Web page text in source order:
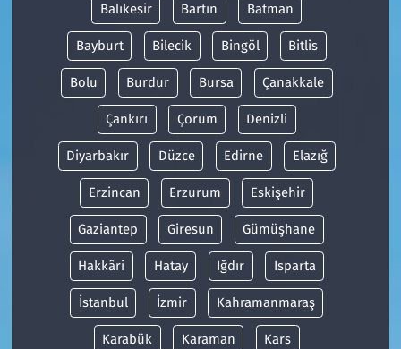
Balıkesir Bartın Batman
Bayburt Bilecik Bingöl Bitlis
Bolu Burdur Bursa Çanakkale
Çankırı Çorum Denizli
Diyarbakır Düzce Edirne Elazığ
Erzincan Erzurum Eskişehir
Gaziantep Giresun Gümüşhane
Hakkâri Hatay Iğdır Isparta
İstanbul İzmir Kahramanmaraş
Karabük Karaman Kars